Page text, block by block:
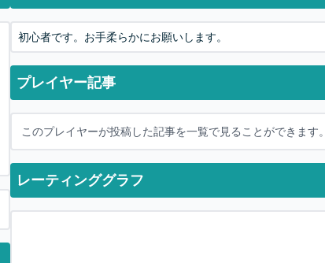
初心者です。お手柔らかにお願いします。
プレイヤー記事
このプレイヤーが投稿した記事を一覧で見ることができます。
レーティンググラフ